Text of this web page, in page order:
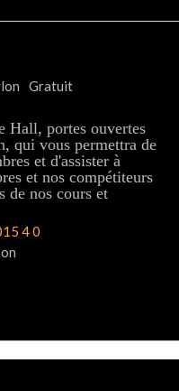
Gratuit
Hall, portes ouvertes
qui vous permettra de
et d'assister à
et nos compétiteurs
de nos cours et